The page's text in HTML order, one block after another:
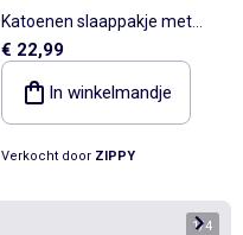
Katoenen slaappakje met
Stitch motief
€ 22,99
In winkelmandje
Verkocht door ZIPPY
1/4